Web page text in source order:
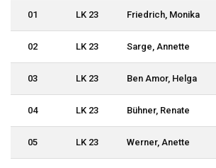
01 LK 23 Friedrich, Monika
02 LK 23 Sarge, Annette
03 LK 23 Ben Amor, Helga
04 LK 23 Bühner, Renate
05 LK 23 Werner, Anette